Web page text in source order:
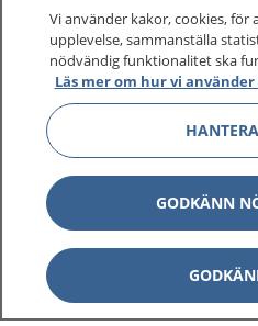
1177 på flera språk
Om 1177
Kontakt
Behandling av personuppgifter
Vi använder kakor, cookies, för
upplevelse, sammanställa
nödvändig funktionalitet ska
Läs mer om hur vi
GODKÄNN